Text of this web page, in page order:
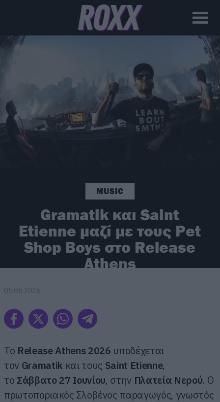
MUSIC
Gramatik και Saint
Etienne μαζί με τους Pet
Shop Boys στο Release
Athens
05.06.2026
Το Release Athens 2026 υποδέχεται
τον Gramatik και τους Saint Etienne,
το Σάββατο 27 Ιουνίου, στην Πλατεία Νερού. Ο
πρωτοποριακός Σλοβένος παραγωγός, γνωστός